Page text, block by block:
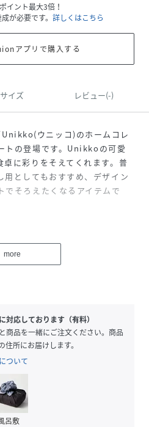
イント最大3倍！
が必要です。 詳しくはこちら
アプリで購入する
サイズ レビュー(-)
ウニッコ)のホームコレ
トの登場です。Unikkoの可愛
に彩りをそえてくれます。普
としてもおすすめ、デザイン
でそろえたくなるアイテムで
ご使用する際は必ずシールをは
ルをはがさずに電子レンジに入
ッコ)/花
more
応しております（有料）
商品を一緒にご注文ください。商品
所にお届けします。
ついて
呂敷